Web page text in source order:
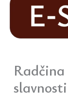
slavnosti